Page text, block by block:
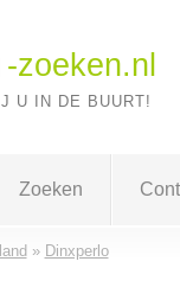
-zoeken.nl
U IN DE BUURT!
Zoeken
» Dinxperlo